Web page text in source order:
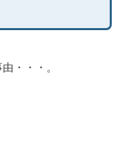
・・・。